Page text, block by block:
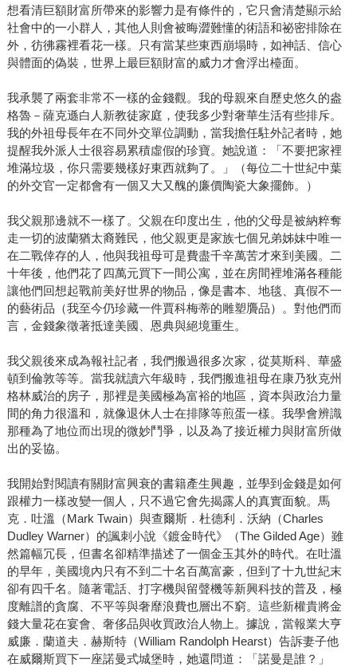
想看清巨額財富所帶來的影響力是有條件的，它只會清楚顯示給
社會中的一小群人，其他人則會被晦澀難懂的術語和祕密排除在
外，彷彿霧裡看花一樣。只有當某些東西崩塌時，如神話、信心
與體面的偽裝，世界上最巨額財富的威力才會浮出檯面。
我承襲了兩套非常不一樣的金錢觀。我的母親來自歷史悠久的盎
格魯－薩克遜白人新教徒家庭，使我多少對奢華生活有些排斥。
我的外祖母長年在不同外交單位調動，當我擔任駐外記者時，她
提醒我外派人士很容易累積虛假的珍寶。她說道：「不要把家裡
堆滿垃圾，你只需要幾樣好東西就夠了。」（每位二十世紀中葉
的外交官一定都會有一個又大又醜的廉價陶瓷大象擺飾。）
我父親那邊就不一樣了。父親在印度出生，他的父母是被納粹奪
走一切的波蘭猶太裔難民，他父親更是家族七個兄弟姊妹中唯一
在二戰倖存的人，他與我祖母可是費盡千辛萬苦才來到美國。二
十年後，他們花了四萬元買下一間公寓，並在房間裡堆滿各種能
讓他們回想起戰前美好世界的物品，像是書本、地毯、真假不一
的藝術品（我至今仍珍藏一件賈科梅蒂的雕塑贗品）。對他們而
言，金錢象徵著抵達美國、恩典與絕境重生。
我父親後來成為報社記者，我們搬過很多次家，從莫斯科、華盛
頓到倫敦等等。當我就讀六年級時，我們搬進祖母在康乃狄克州
格林威治的房子，那裡是美國極為富裕的地區，資本與政治力量
間的角力很溫和，就像退休人士在排隊等煎蛋一樣。我學會辨識
那種為了地位而出現的微妙鬥爭，以及為了接近權力與財富所做
出的妥協。
我開始對閱讀有關財富興衰的書籍產生興趣，並學到金錢是如何
跟權力一樣改變一個人，只不過它會先揭露人的真實面貌。馬
克．吐溫（Mark Twain）與查爾斯．杜德利．沃納（Charles
Dudley Warner）的諷刺小說《鍍金時代》（The Gilded Age）雖
然篇幅冗長，但書名卻精準描述了一個金玉其外的時代。在吐溫
的早年，美國境內只有不到二十名百萬富豪，但到了十九世紀末
卻有四千名。隨著電話、打字機與留聲機等新興科技的普及，極
度離譜的貪腐、不平等與奢靡浪費也層出不窮。這些新權貴將金
錢大量花在宴會、奢侈品與收買政治人物上。據說，當報業大亨
威廉．蘭道夫．赫斯特（William Randolph Hearst）告訴妻子他
在威爾斯買下一座諾曼式城堡時，她還問道：「諾曼是誰？」